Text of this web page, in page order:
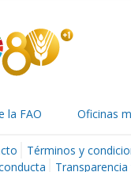
la FAO Oficinas
Términos y